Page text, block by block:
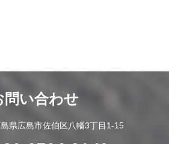
問い合わせ
県広島市佐伯区八幡3丁目1-15